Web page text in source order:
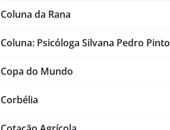
Coluna da Rana
Coluna: Psicóloga Silvana Pedro Pinto
Copa do Mundo
Corbélia